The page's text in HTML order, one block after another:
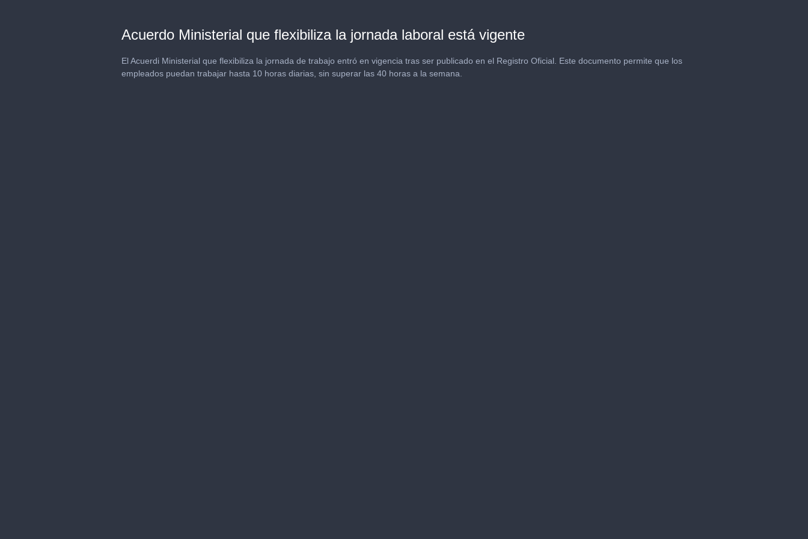
Acuerdo Ministerial que flexibiliza la jornada laboral está vigente
El Acuerdi Ministerial que flexibiliza la jornada de trabajo entró en vigencia tras ser publicado en el Registro Oficial. Este documento permite que los
empleados puedan trabajar hasta 10 horas diarias, sin superar las 40 horas a la semana.